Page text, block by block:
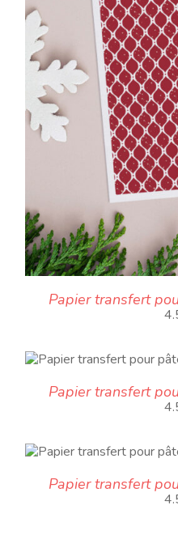
Papier transfert
Papier transfert
Papier transfert